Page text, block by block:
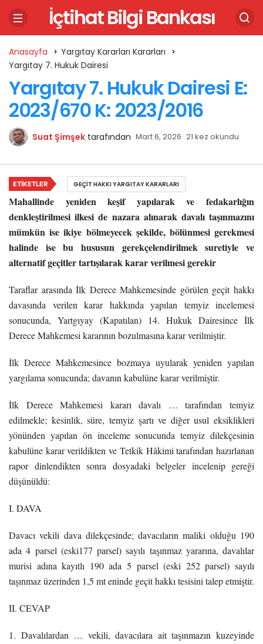
İçtihat Bilgi Bankası
Anasayfa
Yargıtay Kararları Kararları
Yargıtay 7. Hukuk Dairesi
Yargıtay 7. Hukuk Dairesi E:
2023/670 K: 2023/2016
Suat Şimşek tarafından Mart 6, 2026 21 kez okundu
Mahallinde yeniden keşif yapılarak ve fedakarlığın
denkleştirilmesi ilkesi de nazara alınarak davalı taşınmazını
mümkün ise ikiye bölmeyecek şekilde, bölünmesi gerekmesi
halinde ise bu hususun gerekçelendirilmek suretiyle ve
alternatif geçitler tartışılarak karar verilmesi gerekir
Taraflar arasında İlk Derece Mahkemesinde görülen geçit hakkı
davasında verilen karar hakkında yapılan temyiz incelemesi
sonucunda, Yartgıyay (Kapatılan) 14. Hukuk Dairesince İlk
Derece Mahkemesi kararının bozulmasına karar verilmiştir.
İlk Derece Mahkemesince bozmaya uyularak yeniden yapılan
yargılama sonucunda; davanın kabulüne karar verilmiştir.
İlk Derece Mahkemesi kararı davalı … tarafından temyiz
edilmekle; kesinlik, süre, temyiz şartı ve diğer usul eksiklikleri
yönünden yapılan ön inceleme sonucunda temyiz dilekçesinin
kabulüne karar verildikten ve Tetkik Hâkimi tarafından hazırlanan
rapor dinlendikten sonra dosyadaki belgeler incelenip gereği
düşünüldü:
I. DAVA
Davacı vekili dava dilekçesinde; davacıların maliki olduğu 190
ada 4 parsel (eski177 parsel) sayılı taşınmaz yararına, davalılar
murisi adına kayıtlı 190 ada 5 parsel (eski 252 parsel) sayılı
taşınmaz üzerinden 1,5 mt eninde geçit hakkı tesisini talep etmiştir.
II. CEVAP
1. Davalılardan … vekili, davacılara ait taşınmazın kuzeyinde
ETIKETLER GEÇIT HAKKI YARGITAY KARARLARI